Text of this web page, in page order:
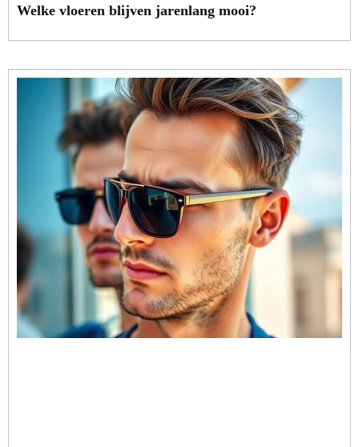
Welke vloeren blijven jarenlang mooi?